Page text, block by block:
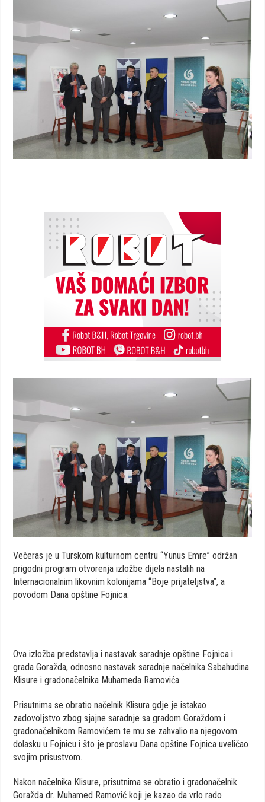
Večeras je u Turskom kulturnom centru “Yunus Emre” održan
prigodni program otvorenja izložbe dijela nastalih na
Internacionalnim likovnim kolonijama “Boje prijateljstva”, a
povodom Dana opštine Fojnica.
Ova izložba predstavlja i nastavak saradnje opštine Fojnica i
grada Goražda, odnosno nastavak saradnje načelnika Sabahudina
Klisure i gradonačelnika Muhameda Ramovića.
Prisutnima se obratio načelnik Klisura gdje je istakao
zadovoljstvo zbog sjajne saradnje sa gradom Goraždom i
gradonačelnikom Ramovićem te mu se zahvalio na njegovom
dolasku u Fojnicu i što je proslavu Dana opštine Fojnica uveličao
svojim prisustvom.
Nakon načelnika Klisure, prisutnima se obratio i gradonačelnik
Goražda dr. Muhamed Ramović koji je kazao da vrlo rado